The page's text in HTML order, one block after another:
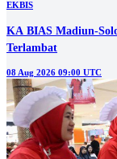
EKBIS
KA BIAS Madiun-
Terlambat
08 Aug 2026 09:00 UTC